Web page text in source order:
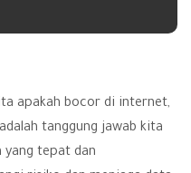
apakah bocor di internet,
tanggung jawab kita
yang tepat dan